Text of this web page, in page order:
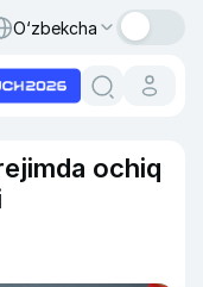
O‘zbekcha
ochiq